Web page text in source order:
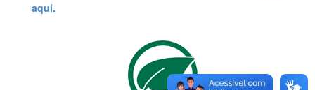
aqui.